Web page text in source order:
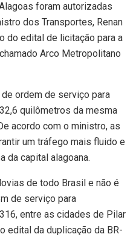
foram autorizadas
dos Transportes, Renan
do edital de licitação para a
Arco Metropolitano
ordem de serviço para
quilômetros da mesma
acordo com o ministro, as
um tráfego mais fluido e
da capital alagoana.
de todo Brasil e não é
de serviço para
entre as cidades de Pilar
edital da duplicação da BR-